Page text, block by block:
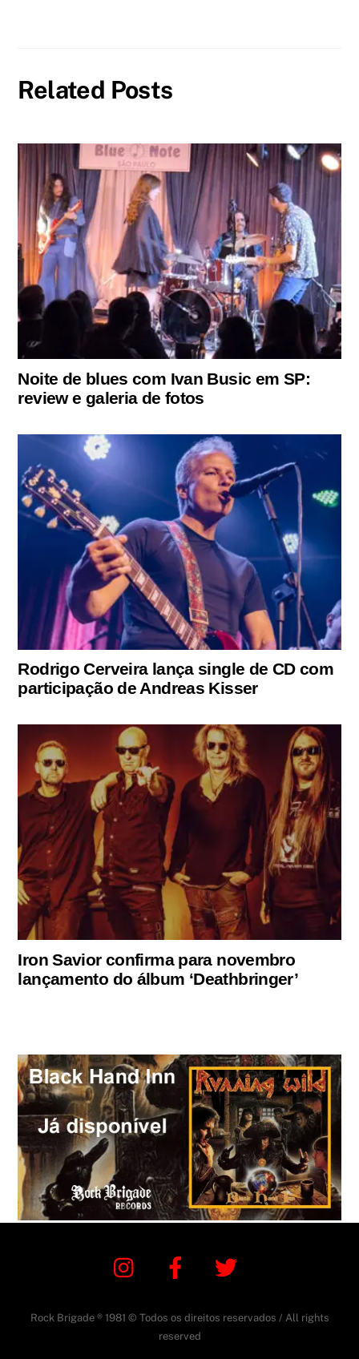
Related Posts
Noite de blues com Ivan Busic em SP:
review e galeria de fotos
Rodrigo Cerveira lança single de CD com
participação de Andreas Kisser
Iron Savior confirma para novembro
lançamento do álbum ‘Deathbringer’
Instagram Facebook
Rock Brigade ® 1981 © Todos os direitos reservados / All rights
reserved